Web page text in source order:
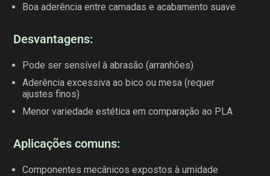
Boa aderência entre camadas e acabamento suave
Desvantagens:
Pode ser sensível à abrasão (arranhões)
Aderência excessiva ao bico ou mesa (requer
ajustes finos)
Menor variedade estética em comparação ao PLA
Aplicações comuns:
Componentes mecânicos expostos à umidade